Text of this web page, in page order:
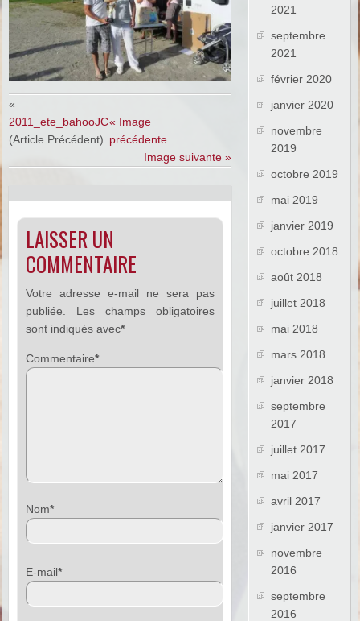
«
2011_ete_bahooJC
(Article Précédent)
« Image
précédente
Image suivante »
LAISSER UN
COMMENTAIRE
Votre adresse e-mail ne sera pas
publiée.
Les champs obligatoires
sont indiqués avec*
Commentaire*
Nom*
E-mail*
2021
septembre
2021
février 2020
janvier 2020
novembre
2019
octobre 2019
mai 2019
janvier 2019
octobre 2018
août 2018
juillet 2018
mai 2018
mars 2018
janvier 2018
septembre
2017
juillet 2017
mai 2017
avril 2017
janvier 2017
novembre
2016
septembre
2016